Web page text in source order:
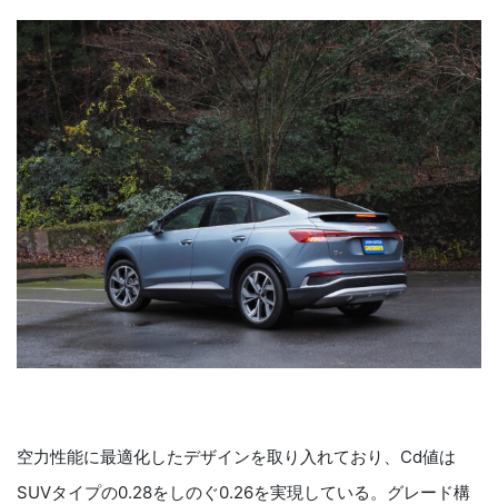
空力性能に最適化したデザインを取り入れており、Cd値は
SUVタイプの0.28をしのぐ0.26を実現している。グレード構